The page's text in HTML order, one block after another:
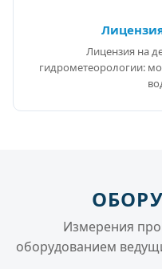
Лицензия на
гидрометеорологии:
Измерения
оборудованием